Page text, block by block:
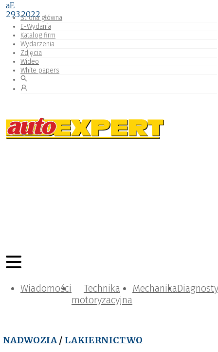
Strona główna
E-Wydania
Katalog firm
Wydarzenia
Zdjęcia
Wideo
White papers
Wiadomości
Technika
motoryzacyjna
Mechanika
NADWOZIA / LAKIERNICTWO
aE
29.3.2022